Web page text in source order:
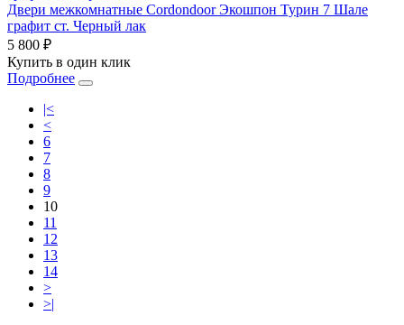
Двери межкомнатные Cordondoor Экошпон Турин 7 Шале
графит ст. Черный лак
5 800 ₽
Купить в один клик
Подробнее
|<
<
6
7
8
9
10
11
12
13
14
>
>|